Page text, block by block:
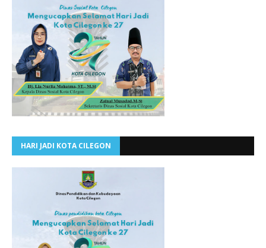
HARI JADI KOTA CILEGON